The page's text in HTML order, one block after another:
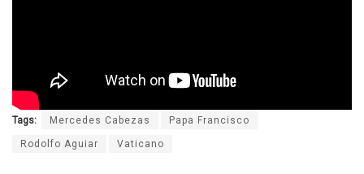
Tags: Mercedes Cabezas Papa Francisco
Rodolfo Aguiar Vaticano